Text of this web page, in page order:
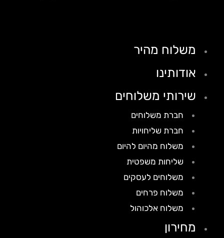
משלוח מהיר
אודותינו
שירותי משלוחים
חברת משלוחים
חברת שליחויות
משלוח מהיום להיום
שליחות משפטית
משלוחים לעסקים
משלוח פרחים
משלוח אלכוהול
מחירון